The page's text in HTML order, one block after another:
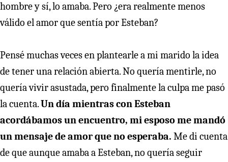
hombre y sí, lo amaba. Pero ¿era realmente menos
válido el amor que sentía por Esteban?
Pensé muchas veces en plantearle a mi marido la idea
de tener una relación abierta. No quería mentirle, no
quería vivir asustada, pero finalmente la culpa me pasó
la cuenta.Un día mientras con Esteban
acordábamos un encuentro, mi esposo me mandó
un mensaje de amor que no esperaba. Me di cuenta
de que aunque amaba a Esteban, no quería seguir